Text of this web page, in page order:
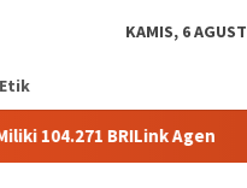
KAMIS, 6
Agen